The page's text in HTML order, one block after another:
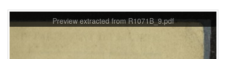
Preview extracted from R1071B_9.pdf